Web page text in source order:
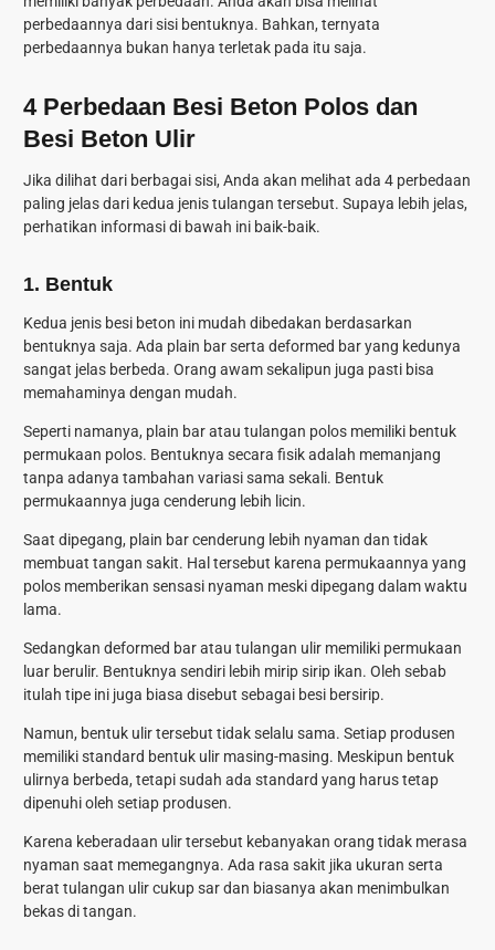
perbedaannya dari sisi bentuknya. Bahkan, ternyata
perbedaannya bukan hanya terletak pada itu saja.
4 Perbedaan Besi Beton Polos dan
Besi Beton Ulir
Jika dilihat dari berbagai sisi, Anda akan melihat ada 4 perbedaan
paling jelas dari kedua jenis tulangan tersebut. Supaya lebih jelas,
perhatikan informasi di bawah ini baik-baik.
1. Bentuk
Kedua jenis besi beton ini mudah dibedakan berdasarkan
bentuknya saja. Ada plain bar serta deformed bar yang kedunya
sangat jelas berbeda. Orang awam sekalipun juga pasti bisa
memahaminya dengan mudah.
Seperti namanya, plain bar atau tulangan polos memiliki bentuk
permukaan polos. Bentuknya secara fisik adalah memanjang
tanpa adanya tambahan variasi sama sekali. Bentuk
permukaannya juga cenderung lebih licin.
Saat dipegang, plain bar cenderung lebih nyaman dan tidak
membuat tangan sakit. Hal tersebut karena permukaannya yang
polos memberikan sensasi nyaman meski dipegang dalam waktu
lama.
Sedangkan deformed bar atau tulangan ulir memiliki permukaan
luar berulir. Bentuknya sendiri lebih mirip sirip ikan. Oleh sebab
itulah tipe ini juga biasa disebut sebagai besi bersirip.
Namun, bentuk ulir tersebut tidak selalu sama. Setiap produsen
memiliki standard bentuk ulir masing-masing. Meskipun bentuk
ulirnya berbeda, tetapi sudah ada standard yang harus tetap
dipenuhi oleh setiap produsen.
Karena keberadaan ulir tersebut kebanyakan orang tidak merasa
nyaman saat memegangnya. Ada rasa sakit jika ukuran serta
berat tulangan ulir cukup sar dan biasanya akan menimbulkan
bekas di tangan.